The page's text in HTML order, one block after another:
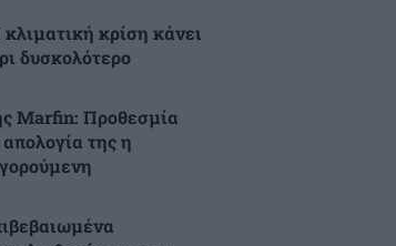
κρίση κάνει
δυσκολότερο
Marfin: Προθεσμία
της η